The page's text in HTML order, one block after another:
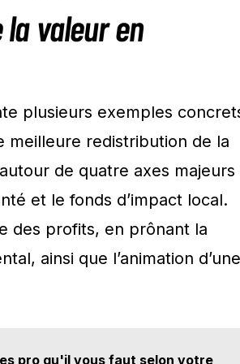
valeur en
plusieurs exemples
meilleure redistribution de la
de quatre axes majeurs
et le fonds d’impact local.
des profits, en prônant la
ainsi que l’animation d’une
pro qu'il vous faut selon votre